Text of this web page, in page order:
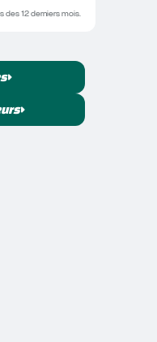
des 12 derniers mois.